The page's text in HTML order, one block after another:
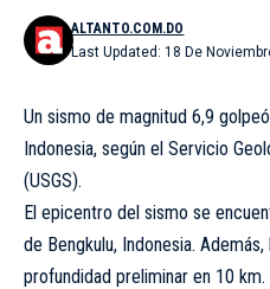
Last Updated: 18 De
ALTANTO.COM.DO
Un sismo de magnitud 6,9
Indonesia, según el Servicio
(USGS).
El epicentro del sismo se
de Bengkulu, Indonesia.
profundidad preliminar en 10 km.